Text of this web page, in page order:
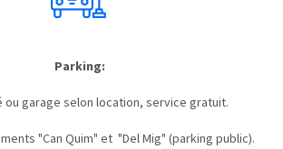
Parking:
ou garage selon location, service gratuit.
"Can Quim" et "Del Mig" (parking public).